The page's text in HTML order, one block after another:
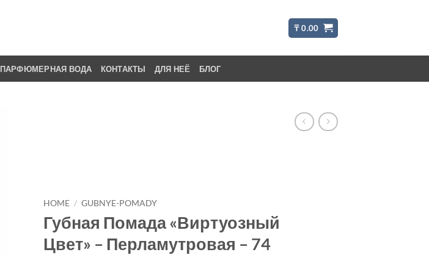
₸0.00
ПАРФЮМЕРНАЯ ВОДА КОНТАКТЫ ДЛЯ НЕЁ БЛОГ
HOME / GUBNYE-POMADY
Губная Помада «Виртуозный
Цвет» – Перламутровая – 74